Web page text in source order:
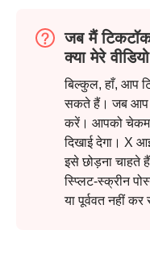
जब मैं
क्या मेरे
बिल्कुल, हाँ, आप
सकते हैं। जब आप
करें। आपको
दिखाई देगा। X
इसे छोड़ना
स्प्लिट-स्क्रीन
या पूर्ववत नहीं